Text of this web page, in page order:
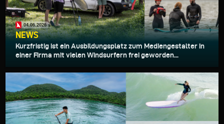
04.06.2026
NEWS
Kurzfristig ist ein Ausbildungsplatz zum Mediengestalter in
einer Firma mit vielen Windsurfern frei geworden...